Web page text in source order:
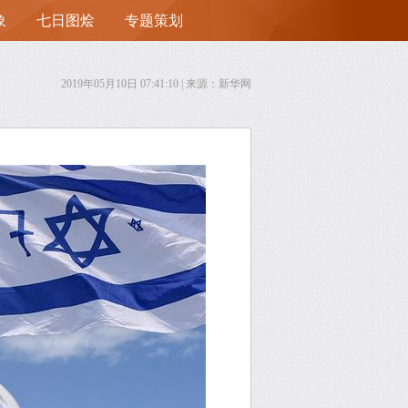
七日图烩 专题策划
2019年05月10日 07:41:10 | 来源：新华网